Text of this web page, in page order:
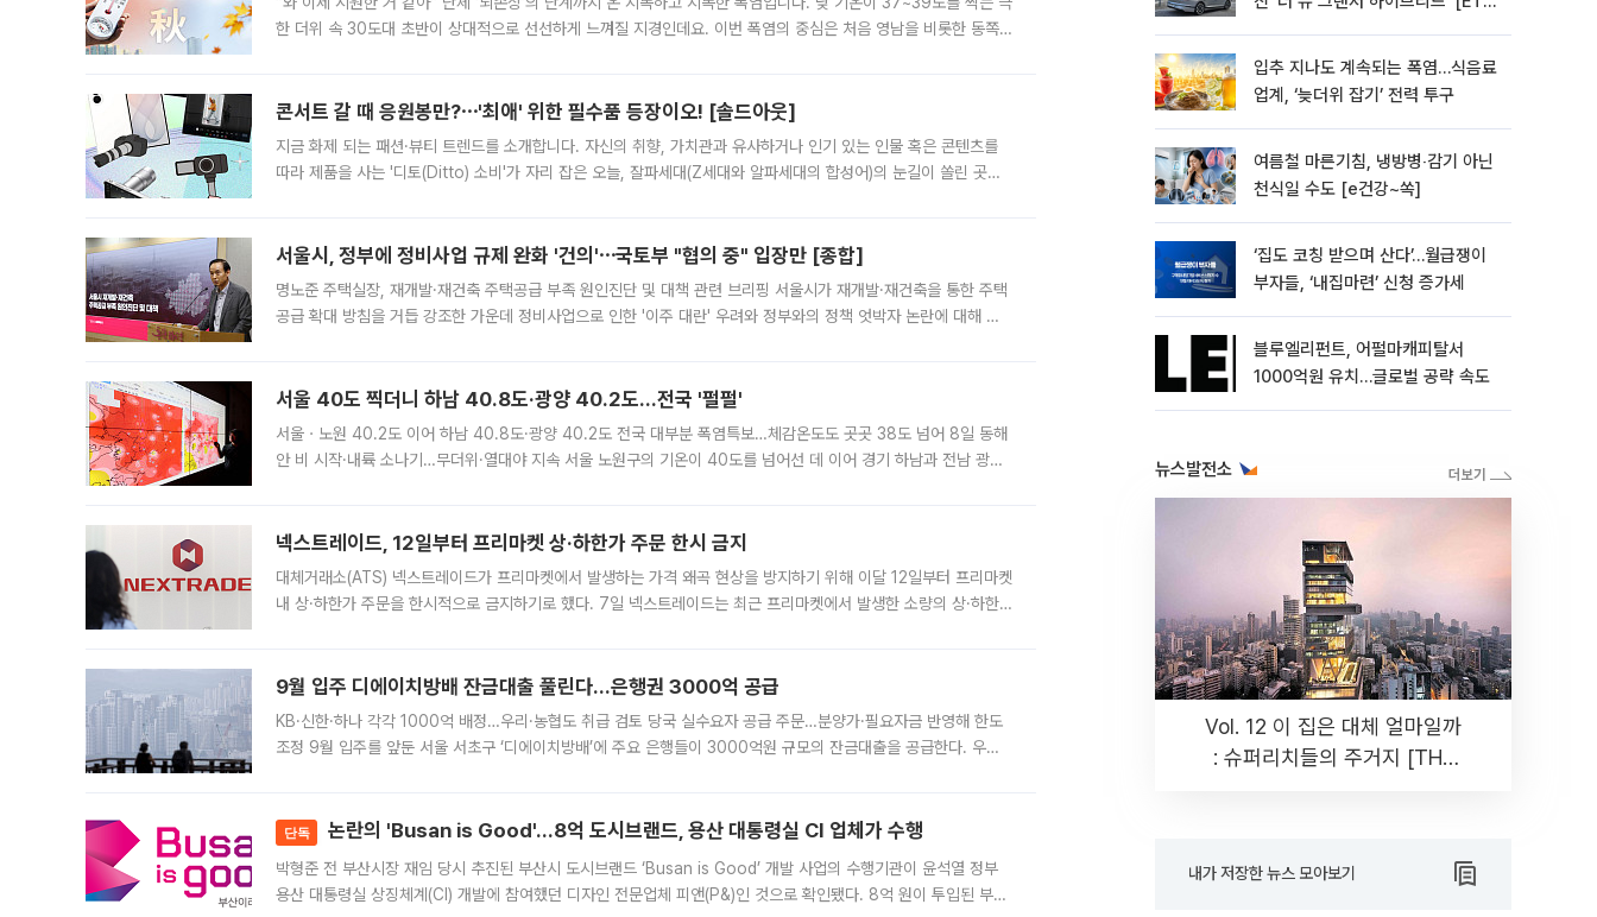
한 더위 속 30도대 초반이 상대적으로 선선하게 느껴질 지경인데요. 이번 폭염의 중심은 처음 영남을 비롯한 동쪽
콘서트 갈 때 응원봉만?⋯'최애' 위한 필수품 등장이오! [솔드아웃]
지금 화제 되는 패션·뷰티 트렌드를 소개합니다. 자신의 취향, 가치관과 유사하거나 인기 있는 인물 혹은 콘텐츠를
따라 제품을 사는 '디토(Ditto) 소비'가 자리 잡은 오늘, 잘파세대(Z세대와 알파세대의 합성어)의 눈길이 쏠린 곳은
서울시, 정부에 정비사업 규제 완화 '건의'⋯국토부 "협의 중" 입장만 [종합]
명노준 주택실장, 재개발·재건축 주택공급 부족 원인진단 및 대책 관련 브리핑 서울시가 재개발·재건축을 통한 주택
공급 확대 방침을 거듭 강조한 가운데 정비사업으로 인한 '이주 대란' 우려와 정부와의 정책 엇박자 논란에 대해 정
서울 40도 찍더니 하남 40.8도·광양 40.2도…전국 '펄펄'
서울ㆍ노원 40.2도 이어 하남 40.8도·광양 40.2도 전국 대부분 폭염특보…체감온도도 곳곳 38도 넘어 8일 동해
안 비 시작·내륙 소나기…무더위·열대야 지속 서울 노원구의 기온이 40도를 넘어선 데 이어 경기 하남과 전남 광양
넥스트레이드, 12일부터 프리마켓 상·하한가 주문 한시 금지
대체거래소(ATS) 넥스트레이드가 프리마켓에서 발생하는 가격 왜곡 현상을 방지하기 위해 이달 12일부터 프리마켓
내 상·하한가 주문을 한시적으로 금지하기로 했다. 7일 넥스트레이드는 최근 프리마켓에서 발생한 소량의 상·하한
9월 입주 디에이치방배 잔금대출 풀린다…은행권 3000억 공급
KB·신한·하나 각각 1000억 배정…우리·농협도 취급 검토 당국 실수요자 공급 주문…분양가·필요자금 반영해 한도
조정 9월 입주를 앞둔 서울 서초구 ‘디에이치방배’에 주요 은행들이 3000억원 규모의 잔금대출을 공급한다. 우리
단독 논란의 'Busan is Good'…8억 도시브랜드, 용산 대통령실 CI 업체가 수행
박형준 전 부산시장 재임 당시 추진된 부산시 도시브랜드 ‘Busan is Good’ 개발 사업의 수행기관이 윤석열 정부
용산 대통령실 상징체계(CI) 개발에 참여했던 디자인 전문업체 피앤(P&)인 것으로 확인됐다. 8억 원이 투입된 부산
입추 지나도 계속되는 폭염…식음료
업계, ‘늦더위 잡기’ 전력 투구
여름철 마른기침, 냉방병‧감기 아닌
천식일 수도 [e건강~쏙]
‘집도 코칭 받으며 산다’…월급쟁이
부자들, ‘내집마련’ 신청 증가세
블루엘리펀트, 어펄마캐피탈서
1000억원 유치…글로벌 공략 속도
뉴스발전소
Vol. 12 이 집은 대체 얼마일까
: 슈퍼리치들의 주거지 [THE
내가 저장한 뉴스 모아보기